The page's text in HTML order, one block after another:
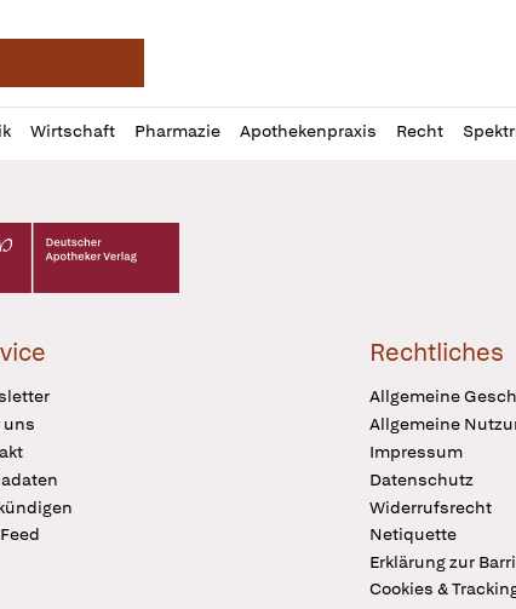
Wirtschaft Pharmazie Apothekenpraxis Recht
Apotheker Verlag Logo
uns
Rechtliches
Allgemeine
Allgemeine
Impressum
Datenschutz
Widerrufsrecht
Netiquette
Erklärung zur
Cookies &